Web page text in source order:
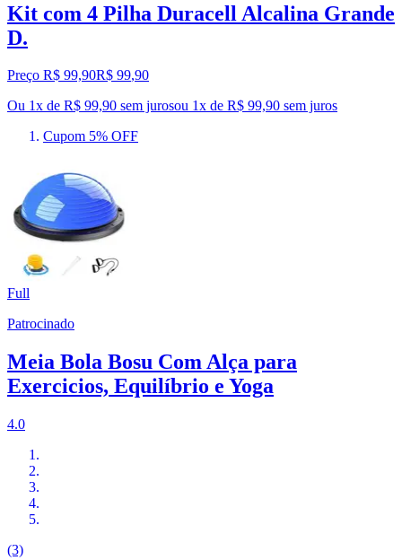
Kit com 4 Pilha Duracell Alcalina Grande
D.
Preço R$ 99,90R$ 99,90
Ou 1x de R$ 99,90 sem jurosou 1x de R$ 99,90 sem juros
Cupom 5% OFF
Full
Patrocinado
Meia Bola Bosu Com Alça para
Exercicios, Equilíbrio e Yoga
4.0
(3)